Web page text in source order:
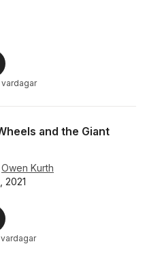
and the Giant
Owen Kurth
2021